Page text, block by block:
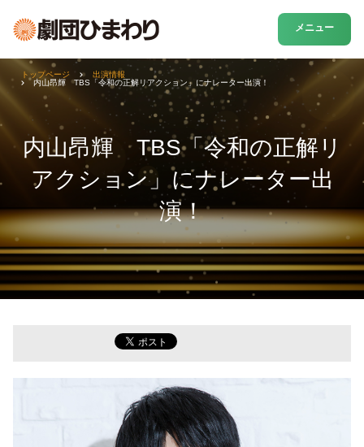
メニュー
内山昂輝 TBS「令和の正解リ
アクション」にナレーター出
演！
トップページ
出演情報
内山昂輝 TBS「令和の正解リアクション」にナレーター出演！